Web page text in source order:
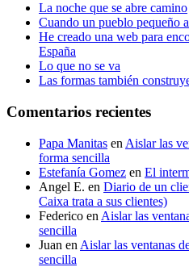
La noche que se abre camino
Cuando un pueblo pequeño
He creado una web para
España
Lo que no se va
Las formas también
Comentarios recientes
Papa Manitas en Aislar las
forma sencilla
Estefanía Gomez en El
Angel E. en Diario de un
Caixa trata a sus clientes)
Federico en Aislar las
sencilla
Juan en Aislar las ventanas
sencilla